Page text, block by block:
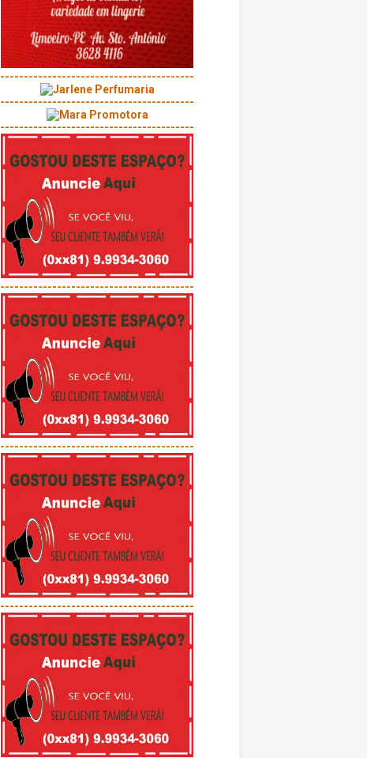
-----------------------------------------
-----------------------------------------
-----------------------------------------
-----------------------------------------
-----------------------------------------
-----------------------------------------